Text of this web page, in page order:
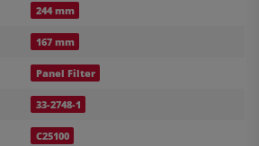
244 mm
167 mm
Panel Filter
33-2748-1
C25100